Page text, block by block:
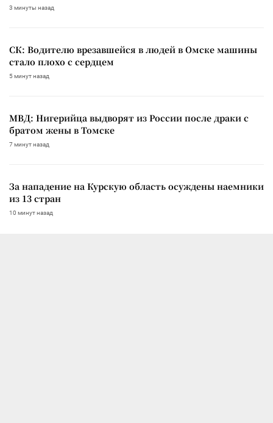
3 минуты назад
СК: Водителю врезавшейся в людей в Омске машины
стало плохо с сердцем
5 минут назад
МВД: Нигерийца выдворят из России после драки с
братом жены в Томске
7 минут назад
За нападение на Курскую область осуждены наемники
из 13 стран
10 минут назад